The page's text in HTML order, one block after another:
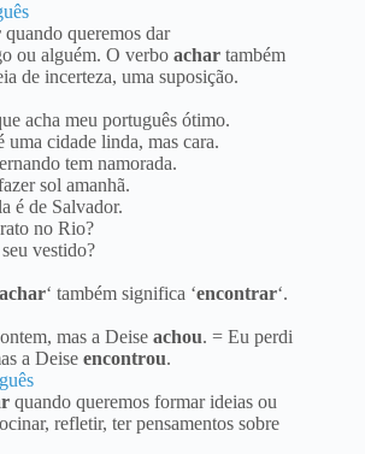
quando queremos dar
ou alguém. O verbo achar também
de incerteza, uma suposição.
acha meu português ótimo.
uma cidade linda, mas cara.
tem namorada.
sol amanhã.
é de Salvador.
no Rio?
vestido?
achar‘ também significa ‘encontrar‘.
mas a Deise achou. = Eu perdi
a Deise encontrou.
quando queremos formar ideias ou
refletir, ter pensamentos sobre